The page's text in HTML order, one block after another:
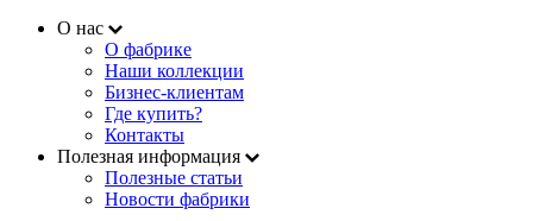
О нас
О фабрике
Наши коллекции
Бизнес-клиентам
Где купить?
Контакты
Полезная информация
Полезные статьи
Новости фабрики